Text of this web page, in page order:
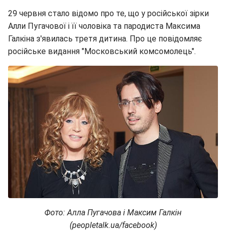
29 червня стало відомо про те, що у російської зірки
Алли Пугачової і її чоловіка та пародиста Максима
Галкіна з'явилась третя дитина. Про це повідомляє
російське видання "Московський комсомолець".
Фото: Алла Пугачова і Максим Галкін
(peopletalk.ua/facebook)